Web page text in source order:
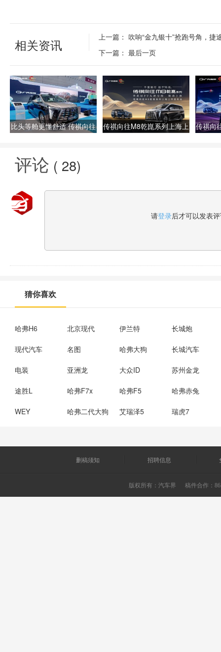
相关资讯 上一篇： 吹响“金九银十”抢跑号角，
下一篇： 最后一页
比头等舱更懂舒适 传祺向往
传祺向往M8乾崑系列上海上
传祺向
评论 ( 28)
请登录后才可以发表
猜你喜欢
哈弗H6 北京现代 伊兰特 长城炮
现代汽车 名图 哈弗大狗 长城汽车
电装 亚洲龙 大众ID 苏州金龙
途胜L 哈弗F7x 哈弗F5 哈弗赤兔
WEY 哈弗二代大狗 艾瑞泽5 瑞虎7
删稿须知 招聘信息
版权所有： 汽车界 稿件合作：